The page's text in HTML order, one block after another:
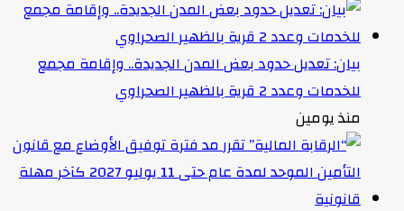
بيان: تعديل حدود بعض المدن الجديدة.. وإقامة مجمع
للخدمات وعدد 2 قرية بالظهير الصحراوي
منذ يومين